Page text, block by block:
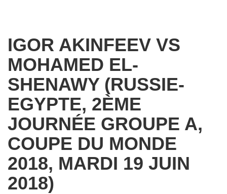
IGOR AKINFEEV VS
MOHAMED EL-
SHENAWY (RUSSIE-
EGYPTE, 2ÈME
JOURNÉE GROUPE A,
COUPE DU MONDE
2018, MARDI 19 JUIN
2018)